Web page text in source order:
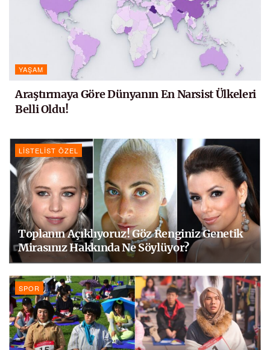
YAŞAM
Araştırmaya Göre Dünyanın En Narsist Ülkeleri
Belli Oldu!
LISTELIST ÖZEL
Toplanın Açıklıyoruz! Göz Renginiz Genetik
Mirasınız Hakkında Ne Söylüyor?
SPOR